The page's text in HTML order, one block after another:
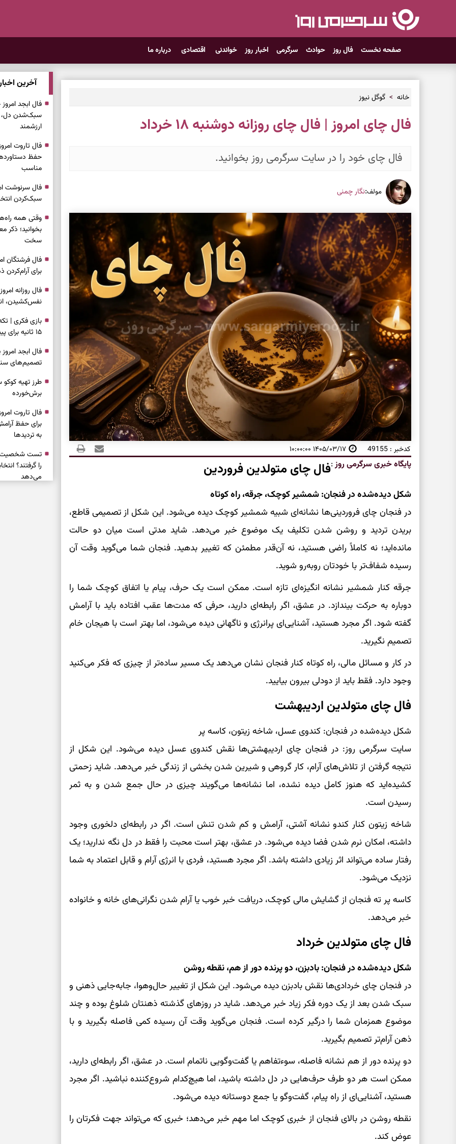
صفحه نخست فال روز حوادث سرگرمی اخبار روز خواندنی اقتصادی درباره ما
خانه گوگل نیوز
فال چای امروز | فال چای روزانه دوشنبه ۱۸ خرداد
فال چای خود را در سایت سرگرمی روز بخوانید.
مولف:نگار چمنی
کدخبر : 49155 ۱۴۰۵/۰۳/۱۷ ۱۰:۰۰:۰۰
پایگاه خبری سرگرمی روز:فال چای متولدین فروردین
شکل دیده‌شده در فنجان: شمشیر کوچک، جرقه، راه کوتاه
در فنجان چای فروردینی‌ها نشانه‌ای شبیه شمشیر کوچک دیده می‌شود. این شکل از تصمیمی قاطع،
بریدن تردید و روشن شدن تکلیف یک موضوع خبر می‌دهد. شاید مدتی است میان دو حالت
مانده‌اید؛ نه کاملاً راضی هستید، نه آن‌قدر مطمئن که تغییر بدهید. فنجان شما می‌گوید وقت آن
رسیده شفاف‌تر با خودتان روبه‌رو شوید.
جرقه کنار شمشیر نشانه انگیزه‌ای تازه است. ممکن است یک حرف، پیام یا اتفاق کوچک شما را
دوباره به حرکت بیندازد. در عشق، اگر رابطه‌ای دارید، حرفی که مدت‌ها عقب افتاده باید با آرامش
گفته شود. اگر مجرد هستید، آشنایی‌ای پرانرژی و ناگهانی دیده می‌شود، اما بهتر است با هیجان خام
تصمیم نگیرید.
در کار و مسائل مالی، راه کوتاه کنار فنجان نشان می‌دهد یک مسیر ساده‌تر از چیزی که فکر می‌کنید
وجود دارد. فقط باید از دودلی بیرون بیایید.
فال چای متولدین اردیبهشت
شکل دیده‌شده در فنجان: کندوی عسل، شاخه زیتون، کاسه پر
سایت سرگرمی روز: در فنجان چای اردیبهشتی‌ها نقش کندوی عسل دیده می‌شود. این شکل از
نتیجه گرفتن از تلاش‌های آرام، کار گروهی و شیرین شدن بخشی از زندگی خبر می‌دهد. شاید زحمتی
کشیده‌اید که هنوز کامل دیده نشده، اما نشانه‌ها می‌گویند چیزی در حال جمع شدن و به ثمر
رسیدن است.
شاخه زیتون کنار کندو نشانه آشتی، آرامش و کم شدن تنش است. اگر در رابطه‌ای دلخوری وجود
داشته، امکان نرم شدن فضا دیده می‌شود. در عشق، بهتر است محبت را فقط در دل نگه ندارید؛ یک
رفتار ساده می‌تواند اثر زیادی داشته باشد. اگر مجرد هستید، فردی با انرژی آرام و قابل اعتماد به شما
نزدیک می‌شود.
کاسه پر ته فنجان از گشایش مالی کوچک، دریافت خبر خوب یا آرام شدن نگرانی‌های خانه و خانواده
خبر می‌دهد.
فال چای متولدین خرداد
شکل دیده‌شده در فنجان: بادبزن، دو پرنده دور از هم، نقطه روشن
در فنجان چای خردادی‌ها نقش بادبزن دیده می‌شود. این شکل از تغییر حال‌وهوا، جابه‌جایی ذهنی و
سبک شدن بعد از یک دوره فکر زیاد خبر می‌دهد. شاید در روزهای گذشته ذهنتان شلوغ بوده و چند
موضوع همزمان شما را درگیر کرده است. فنجان می‌گوید وقت آن رسیده کمی فاصله بگیرید و با
ذهن آرام‌تر تصمیم بگیرید.
دو پرنده دور از هم نشانه فاصله، سوءتفاهم یا گفت‌وگویی ناتمام است. در عشق، اگر رابطه‌ای دارید،
ممکن است هر دو طرف حرف‌هایی در دل داشته باشید، اما هیچ‌کدام شروع‌کننده نباشید. اگر مجرد
هستید، آشنایی‌ای از راه پیام، گفت‌وگو یا جمع دوستانه دیده می‌شود.
نقطه روشن در بالای فنجان از خبری کوچک اما مهم خبر می‌دهد؛ خبری که می‌تواند جهت فکرتان را
عوض کند.
آخرین
سبک‌شدن دل،
ارزشمند
حفظ
مناسب
سبک‌کردن
وقتی همه
بخوانید؛ ذکر
سخت
برای
نفس‌کشیدن،
بازی فکری |
۱۵ ثانیه برای پیداکردنش وقت دارید
تصمیم‌های
طرز تهیه
برش‌خورده
برای حفظ
به تردیدها
تست شخصیت
را گرفتند؟
می‌دهد